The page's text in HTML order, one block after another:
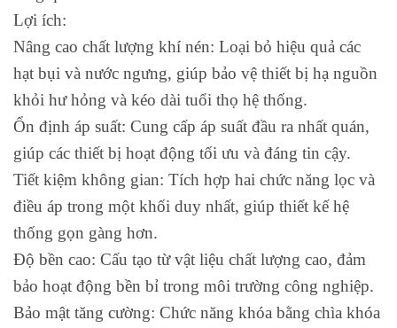
Lợi ích:
Nâng cao chất lượng khí nén: Loại bỏ hiệu quả các
hạt bụi và nước ngưng, giúp bảo vệ thiết bị hạ nguồn
khỏi hư hỏng và kéo dài tuổi thọ hệ thống.
Ổn định áp suất: Cung cấp áp suất đầu ra nhất quán,
giúp các thiết bị hoạt động tối ưu và đáng tin cậy.
Tiết kiệm không gian: Tích hợp hai chức năng lọc và
điều áp trong một khối duy nhất, giúp thiết kế hệ
thống gọn gàng hơn.
Độ bền cao: Cấu tạo từ vật liệu chất lượng cao, đảm
bảo hoạt động bền bỉ trong môi trường công nghiệp.
Bảo mật tăng cường: Chức năng khóa bằng chìa khóa